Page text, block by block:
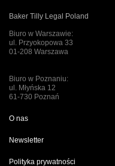
Baker Tilly Legal Poland
Biuro w Warszawie:
ul. Przyokopowa 33
01-208 Warszawa
Biuro w Poznaniu:
ul. Młyńska 12
61-730 Poznań
O nas
Newsletter
Polityka prywatności